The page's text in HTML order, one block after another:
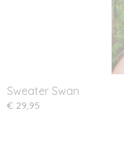
Sweater Swan
€ 29,95